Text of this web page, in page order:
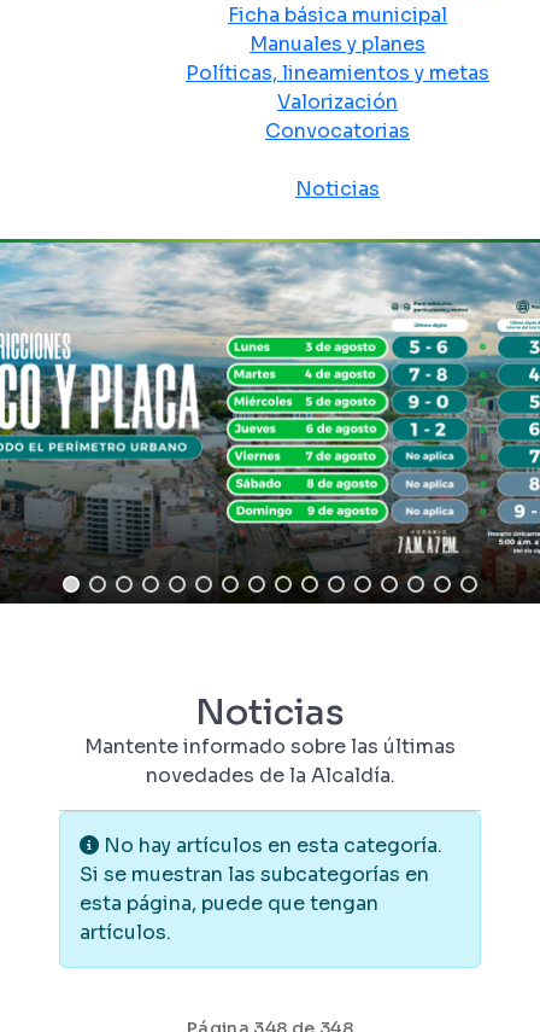
Ficha básica municipal
Manuales y planes
Políticas, lineamientos y metas
Valorización
Convocatorias
Noticias
Noticias
Mantente informado sobre las últimas
novedades de la Alcaldía.
Información
No hay artículos en esta categoría.
Si se muestran las subcategorías en
esta página, puede que tengan
artículos.